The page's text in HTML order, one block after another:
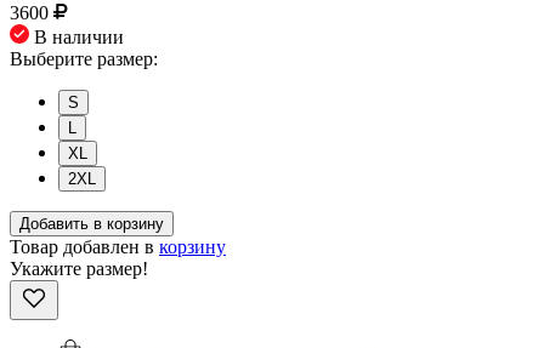
3600
В наличии
Выберите размер:
S
XL
2XL
Добавить в корзину
Товар добавлен в корзину
Укажите размер!